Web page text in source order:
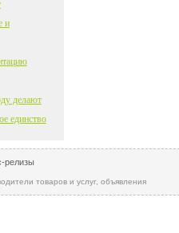
и
делают
единство
релизы
товаров и услуг, объявления